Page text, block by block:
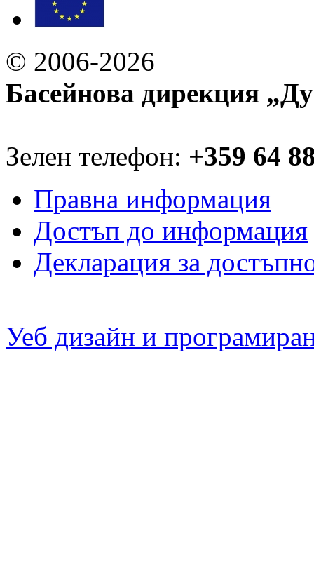
© 2006-2026
Басейнова дирекция
Зелен телефон: +359 64
Правна информация
Достъп до информация
Декларация за
Уеб дизайн и